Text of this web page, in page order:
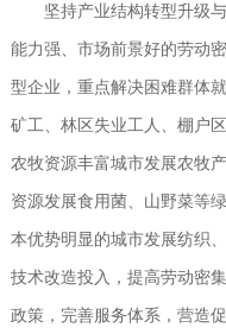
坚持产业结构转型升级与
能力强、市场前景好的劳动
型企业，重点解决困难群体
矿工、林区失业工人、棚户
农牧资源丰富城市发展农牧
资源发展食用菌、山野菜等
本优势明显的城市发展纺织
技术改造投入，提高劳动密
政策，完善服务体系，营造